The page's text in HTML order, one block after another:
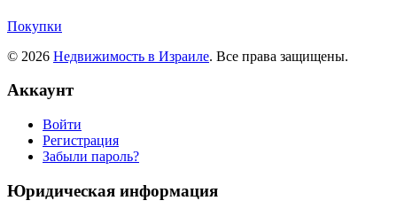
Покупки
© 2026 Недвижимость в Израиле. Все права защищены.
Аккаунт
Войти
Регистрация
Забыли пароль?
Юридическая информация